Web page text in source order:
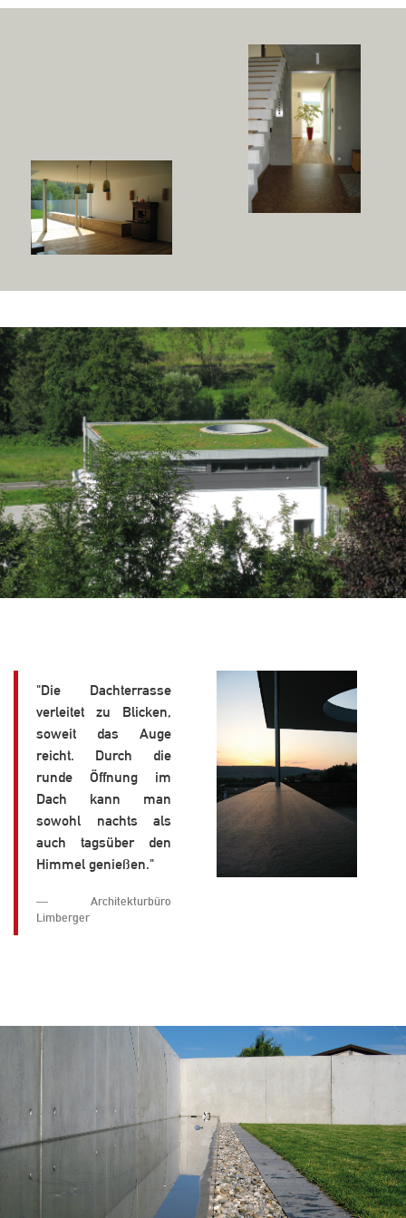
"Die Dachterrasse
verleitet zu Blicken,
soweit das Auge
reicht. Durch die
runde Öffnung im
Dach kann man
sowohl nachts als
auch tagsüber den
Himmel genießen."
Architekturbüro
Limberger